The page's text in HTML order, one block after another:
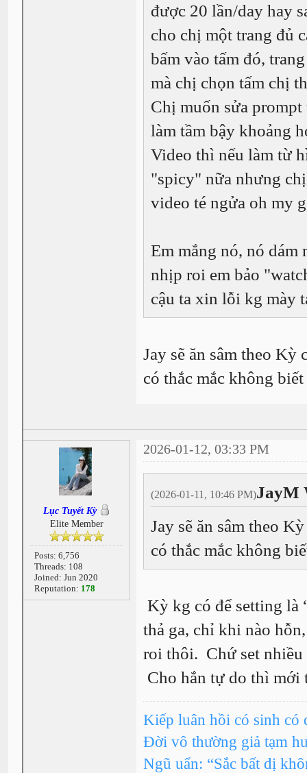
được 20 lần/day hay
cho chị một trang đủ
bấm vào tấm đó,
mà chị chọn tấm chị
Chị muốn sửa
làm tầm bậy khoảng
Video thì nếu làm từ
"spicy" nữa nhưng
video té ngửa oh my
Em mắng nó, nó dám
nhịp roi em bảo
cậu ta xin lỗi kg mày
Jay sẽ ăn sâm theo
có thắc mắc không
Lục Tuyết Kỳ
Elite Member
Posts: 6,756
Threads: 108
Joined: Jun 2020
Reputation: 178
2026-01-12, 03:33 PM
(2026-01-11, 10:46 PM)JayM
Jay sẽ ăn sâm theo
có thắc mắc không
Kỳ kg có để setting là
thả ga, chỉ khi nào
roi thôi. Chứ set nhiều
Cho hắn tự do thì
Kiếp luân hồi có sinh có
Đời vô thường giả tạm
Ngũ uẩn: “Sắc bất dị